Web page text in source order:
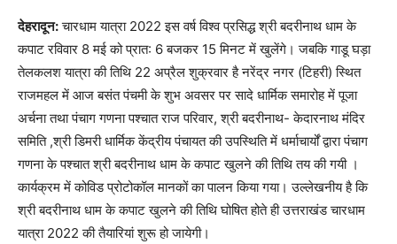
देहरादून:चारधाम यात्रा 2022 इस वर्ष विश्व प्रसिद्ध श्री बदरीनाथ धाम के
कपाट रविवार 8 मई को प्रात: 6 बजकर 15 मिनट में खुलेंगे। जबकि गाडू घड़ा
तेलकलश यात्रा की तिथि 22 अप्रैल शुक्रवार है नरेंद्र नगर (टिहरी) स्थित
राजमहल में आज बसंत पंचमी के शुभ अवसर पर सादे धार्मिक समारोह में पूजा
अर्चना तथा पंचाग गणना पश्चात राज परिवार, श्री बदरीनाथ- केदारनाथ मंदिर
समिति ,श्री डिमरी धार्मिक केंद्रीय पंचायत की उपस्थिति में धर्माचार्यों द्वारा पंचाग
गणना के पश्चात श्री बदरीनाथ धाम के कपाट खुलने की तिथि तय की गयी ।
कार्यक्रम में कोविड प्रोटोकॉल मानकों का पालन किया गया। उल्लेखनीय है कि
श्री बदरीनाथ धाम के कपाट खुलने की तिथि घोषित होते ही उत्तराखंड चारधाम
यात्रा 2022 की तैयारियां शुरू हो जायेगी।